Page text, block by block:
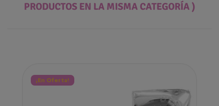
PRODUCTOS EN LA MISMA CATEGORÍA )
¡En Oferta!